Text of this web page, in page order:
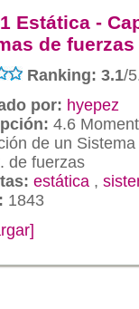
Estática -
de fuerzas
Ranking: 3.1/
por: hyepez
4.6
de un
de fuerzas
estática ,
1843